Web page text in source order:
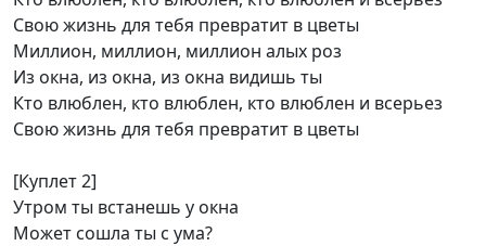
Свою жизнь для тебя превратит в цветы
Миллион, миллион, миллион алых роз
Из окна, из окна, из окна видишь ты
Кто влюблен, кто влюблен, кто влюблен и всерьез
Свою жизнь для тебя превратит в цветы
[Куплет 2]
Утром ты встанешь у окна
Может сошла ты с ума?